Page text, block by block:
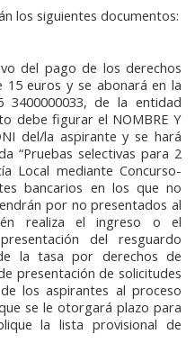
los siguientes documentos:
del pago de los derechos
15 euros y se abonará en la
3400000033, de la entidad
debe figurar el NOMBRE Y
del/la aspirante y se hará
“Pruebas selectivas para 2
Local mediante Concurso-
bancarios en los que no
por no presentados al
realiza el ingreso o el
del resguardo
la tasa por derechos de
presentación de solicitudes
los aspirantes al proceso
se le otorgará plazo para
la lista provisional de